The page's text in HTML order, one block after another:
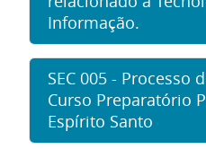
Informação.
SEC 005 - Processo
Curso Preparatório
Espírito Santo